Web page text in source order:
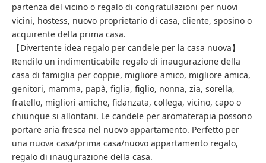
partenza del vicino o regalo di congratulazioni per nuovi
vicini, hostess, nuovo proprietario di casa, cliente, sposino o
acquirente della prima casa.
【Divertente idea regalo per candele per la casa nuova】
Rendilo un indimenticabile regalo di inaugurazione della
casa di famiglia per coppie, migliore amico, migliore amica,
genitori, mamma, papà, figlia, figlio, nonna, zia, sorella,
fratello, migliori amiche, fidanzata, collega, vicino, capo o
chiunque si allontani. Le candele per aromaterapia possono
portare aria fresca nel nuovo appartamento. Perfetto per
una nuova casa/prima casa/nuovo appartamento regalo,
regalo di inaugurazione della casa.